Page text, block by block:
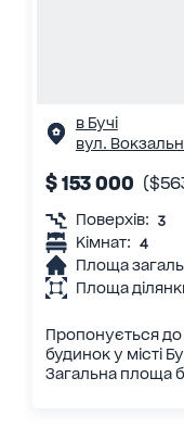
в Бучі
вул.
$ 153 000
Поверхів: 3
Кімнат: 4
Площа
Площа
Пропонується
будинок у місті
Загальна площа